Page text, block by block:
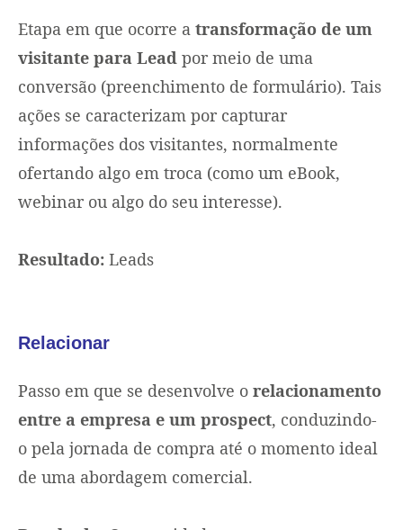
Etapa em que ocorre a transformação de um
visitante para Lead por meio de uma
conversão (preenchimento de formulário). Tais
ações se caracterizam por capturar
informações dos visitantes, normalmente
ofertando algo em troca (como um eBook,
webinar ou algo do seu interesse).
Resultado: Leads
Relacionar
Passo em que se desenvolve o relacionamento
entre a empresa e um prospect, conduzindo-
o pela jornada de compra até o momento ideal
de uma abordagem comercial.